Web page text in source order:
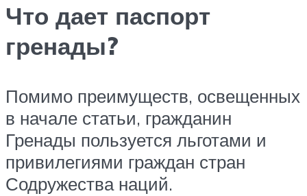
Что дает паспорт
гренады?
Помимо преимуществ, освещенных
в начале статьи, гражданин
Гренады пользуется льготами и
привилегиями граждан стран
Содружества наций.